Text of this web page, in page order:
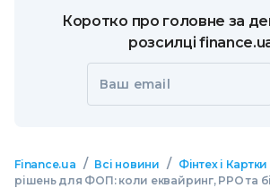
Коротко про головне за
розсилці
Ваш email
Finance.ua / Всі новини / Фінтех і Картки
рішень для ФОП: коли еквайринг, РРО та